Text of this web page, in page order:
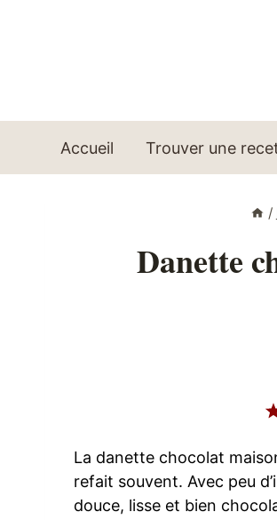
Accueil Trouver une
/
Danette
La danette chocolat
refait souvent. Avec peu
douce, lisse et bien